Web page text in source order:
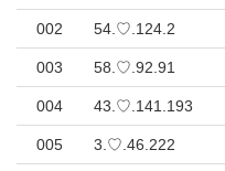
002 54.♡.124.2
003 58.♡.92.91
004 43.♡.141.193
005 3.♡.46.222